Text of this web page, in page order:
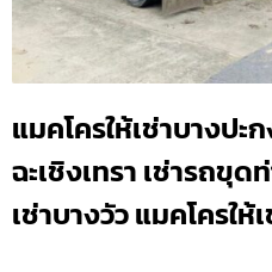
แมคโครให้เช่าบางปะ
ฉะเชิงเทรา เช่ารถขุด
เช่าบางวัว แมคโครใ